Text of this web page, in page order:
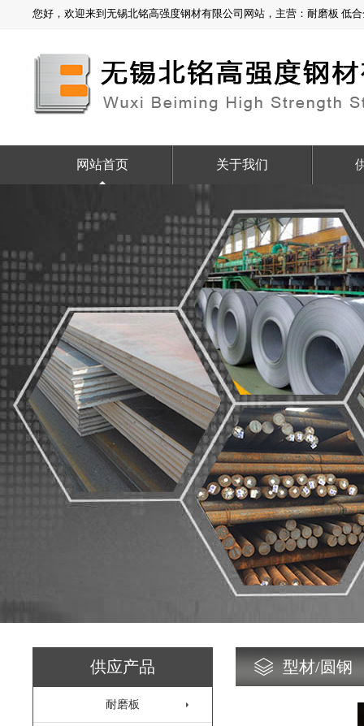
您好，欢迎来到无锡北铭高强度钢材有限公司网站，主营：耐磨板 低
网站首页 关于我们
供应产品
耐磨板
型材/圆钢